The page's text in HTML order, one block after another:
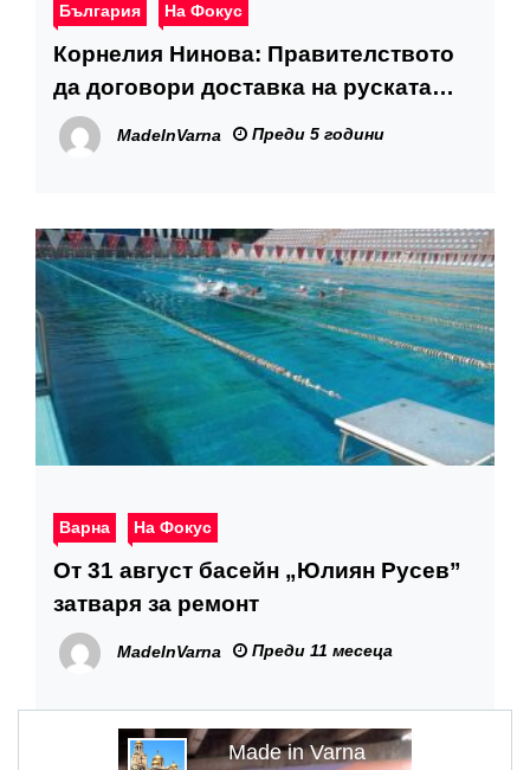
България На Фокус
Корнелия Нинова: Правителството
да договори доставка на руската
ваксина „Спутник V“
MadeInVarna Преди 5 години
Варна На Фокус
От 31 август басейн „Юлиян Русев”
затваря за ремонт
MadeInVarna Преди 11 месеца
Made in Varna